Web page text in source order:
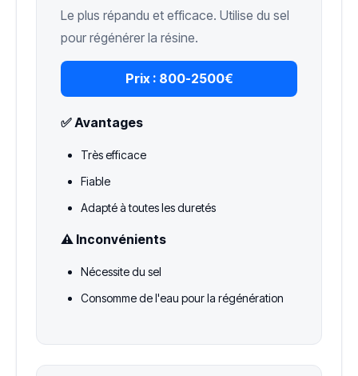
Le plus répandu et efficace. Utilise du sel
pour régénérer la résine.
Prix : 800-2500€
✅ Avantages
Très efficace
Fiable
Adapté à toutes les duretés
⚠️ Inconvénients
Nécessite du sel
Consomme de l'eau pour la régénération